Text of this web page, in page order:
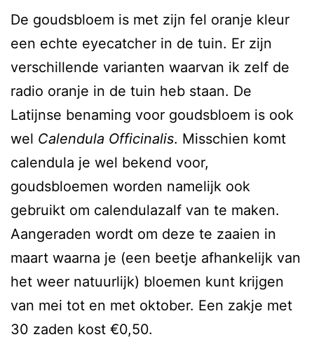
De goudsbloem is met zijn fel oranje kleur
een echte eyecatcher in de tuin. Er zijn
verschillende varianten waarvan ik zelf de
radio oranje in de tuin heb staan. De
Latijnse benaming voor goudsbloem is ook
wel Calendula Officinalis. Misschien komt
calendula je wel bekend voor,
goudsbloemen worden namelijk ook
gebruikt om calendulazalf van te maken.
Aangeraden wordt om deze te zaaien in
maart waarna je (een beetje afhankelijk van
het weer natuurlijk) bloemen kunt krijgen
van mei tot en met oktober. Een zakje met
30 zaden kost €0,50.